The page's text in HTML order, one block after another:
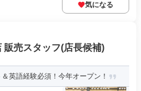
気になる
販売スタッフ(店⻑候補)
英語経験必須！今年オープン！